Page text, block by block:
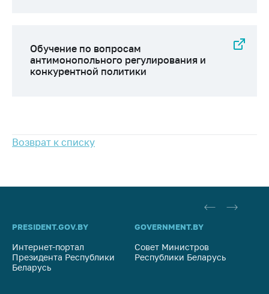
факта нарушения
(отсутствия)
нарушения
проектов
ведения бизнеса
Рекомендации по
Обучение по вопросам
антимонопольного регулирования и
конкурентной политики
Возврат к списку
PRESIDENT.GOV.BY
Интернет-портал
Президента Республики
Беларусь
GOVERNMENT.BY
Совет Министров
Республики Беларусь